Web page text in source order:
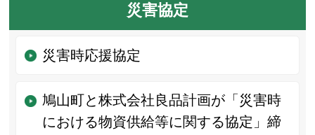
災害協定
災害時応援協定
鳩山町と株式会社良品計画が「災害時
における物資供給等に関する協定」締